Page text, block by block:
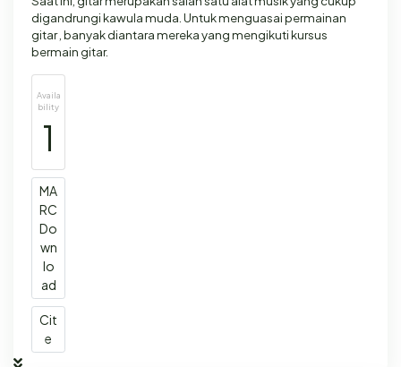
digandrungi kawula muda. Untuk menguasai permainan
gitar , banyak diantara mereka yang mengikuti kursus
bermain gitar.
Availa
bility
1
MA
RC
Do
wn
lo
ad
Cit
e